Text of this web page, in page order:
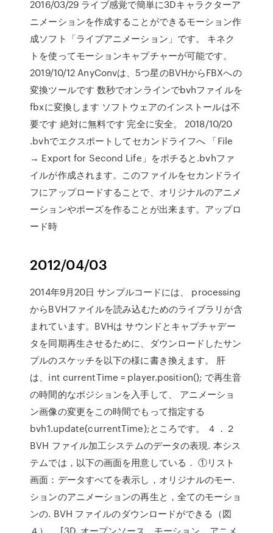
2016/03/29 ライブ感覚で簡単に3Dキャラクターア
ニメーションを作成することができるモーション作
成ソフト「ライブアニメーション」です。 キネク
トを使ってモーションキャプチャーが可能です。
2019/10/12 AnyConvは、5つ星のBVHからFBXへの
変換ツールです 数秒でオンラインでbvhファイルを
fbxに変換します ソフトウェアのインストールは不
要です 絶対に無料です 完全に安全。 2018/10/20
.bvhでエクスポートしてセカンドライフへ 「File
→ Export for Second Life」をポチると.bvhファ
イルが作成されます。このファイルをセカンドライ
フにアップロードすることで、オリジナルのアニメ
ーションやポーズを作ることが出来ます。アップロ
ード時
2012/04/03
2014年9月20日 サンプルコードには、 processing
からBVHファイルを読み込むためのライブラリが含
まれています。BVHは サウンドとキャプチャデー
タを同期再生させるために、ダウンロードしたサン
プルのスケッチを以下の様に書き換えます。 肝
は、int currentTime = player.position(); で再生音
の時間的なポジションを入手して、 アニメーショ
ン画像の変更をこの時間でもって指定する
bvh1.update(currentTime);ところです。 ４．２
BVH ファイル加工システムのデータの表現. 本シス
テムでは，以下の画面を用意している． ①リスト
画面：データすべてを表示し，オリジナルのモー.
ションのアニメーションの再生と，全てのモーショ
ンの. BVH ファイルのダウンロードができる（図
４）． [3D, オープンソース、モーション、アニメ